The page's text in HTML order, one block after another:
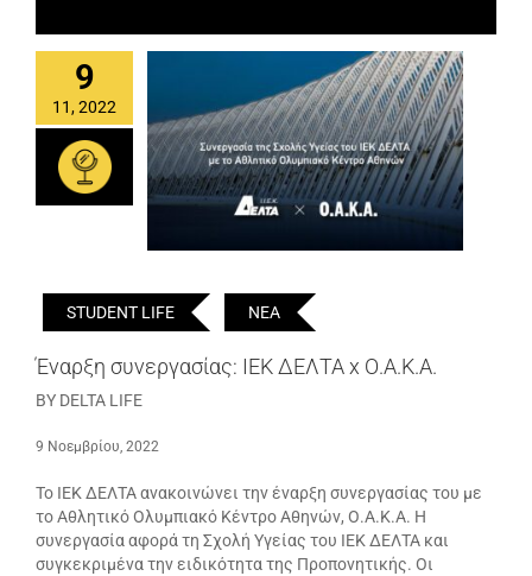
9
11, 2022
STUDENT LIFE ΝΕΑ
Έναρξη συνεργασίας: ΙΕΚ ΔΕΛΤΑ x Ο.Α.Κ.Α.
BY DELTA LIFE
9 Νοεμβρίου, 2022
Το ΙΕΚ ΔΕΛΤΑ ανακοινώνει την έναρξη συνεργασίας του με
το Αθλητικό Ολυμπιακό Κέντρο Αθηνών, Ο.Α.Κ.Α. Η
συνεργασία αφορά τη Σχολή Υγείας του ΙΕΚ ΔΕΛΤΑ και
συγκεκριμένα την ειδικότητα της Προπονητικής. Οι